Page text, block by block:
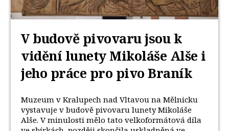
V budově pivovaru jsou k
vidění lunety Mikoláše Alše i
jeho práce pro pivo Braník
Muzeum v Kralupech nad Vltavou na Mělnicku
vystavuje v budově pivovaru lunety Mikoláše
Alše. V minulosti mělo tato velkoformátová díla